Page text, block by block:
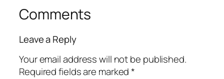
Comments
Leave a Reply
Your email address will not be published.
Required fields are marked*